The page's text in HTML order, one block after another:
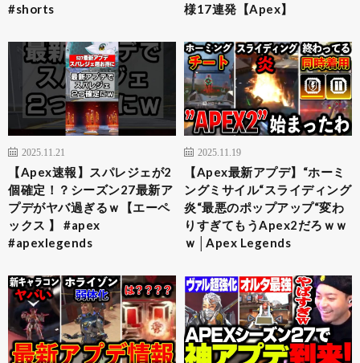
#shorts
様17連発【Apex】
2025.11.21
【Apex速報】スパレジェが2
個確定！？シーズン27最新ア
プデがヤバ過ぎるｗ【エーペ
ックス 】 #apex
#apexlegends
2025.11.19
【Apex最新アプデ】“ホーミ
ングミサイル“スライディング
炎“最悪のポップアップ“変わ
りすぎてもうApex2だろｗｗ
ｗ│Apex Legends